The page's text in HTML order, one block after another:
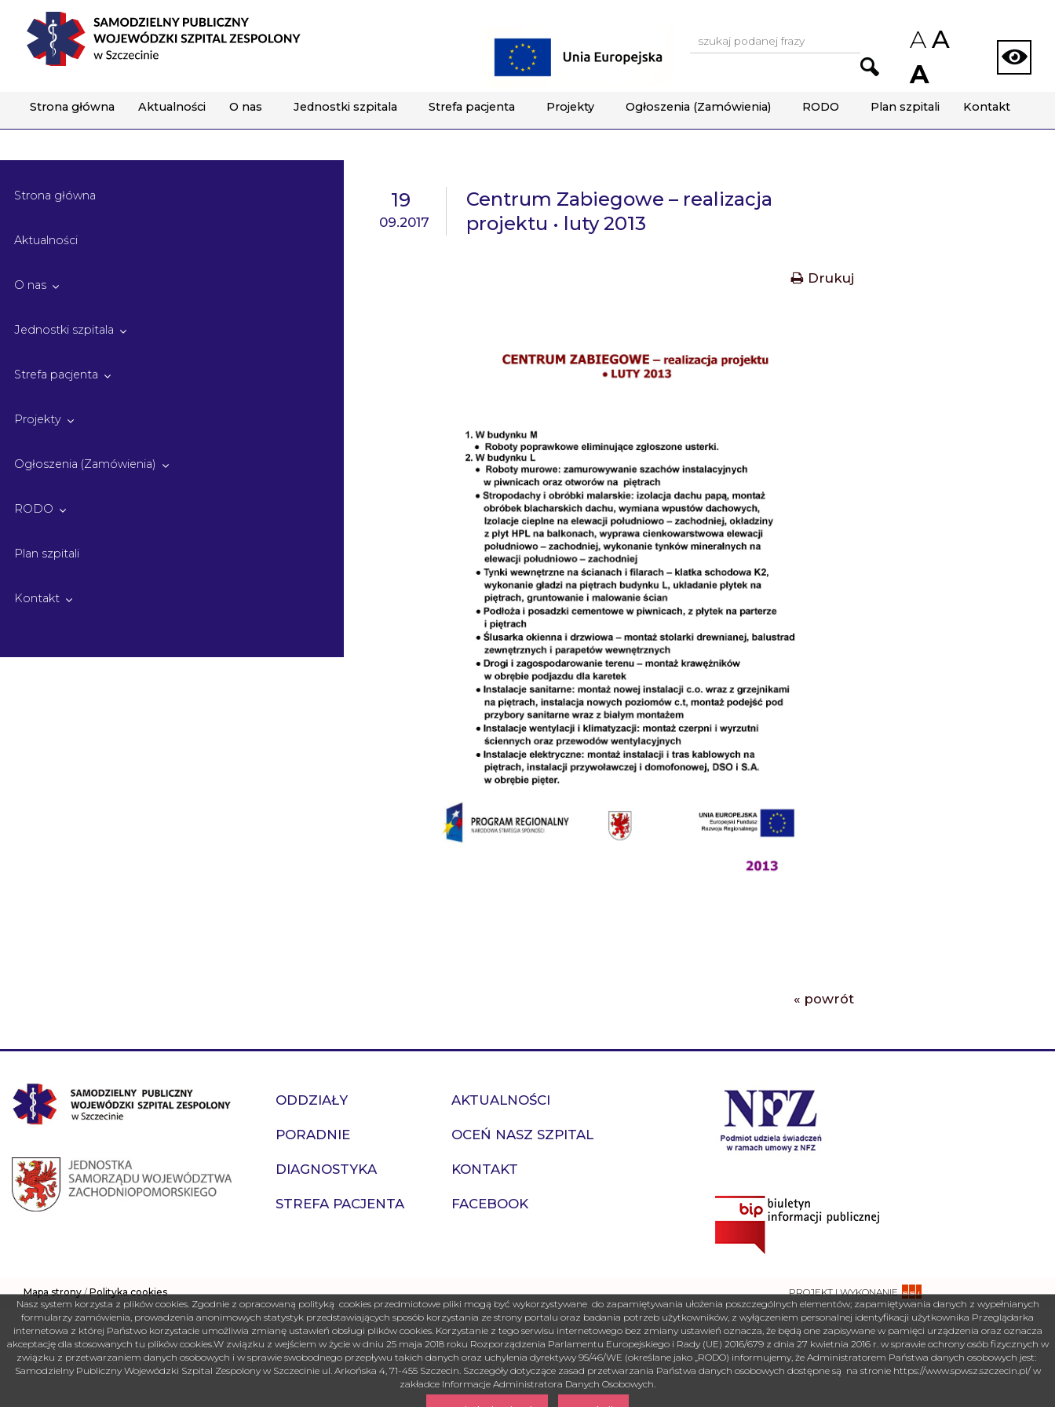
AA
A
Wyszukiwarka:
Strona główna Aktualności O nas Jednostki szpitala Strefa pacjenta Projekty Ogłoszenia (Zamówienia) RODO Plan szpitali Kontakt
19
09.2017
Centrum Zabiegowe – realizacja
projektu • luty 2013
Drukuj
« powrót
Strona główna
Aktualności
O nas
Jednostki szpitala
Strefa pacjenta
Projekty
Ogłoszenia (Zamówienia)
RODO
Plan szpitali
Kontakt
ODDZIAŁY
PORADNIE
DIAGNOSTYKA
STREFA PACJENTA
AKTUALNOŚCI
OCEŃ NASZ SZPITAL
KONTAKT
FACEBOOK
Mapa strony /Polityka cookies
PROJEKT I WYKONANIE
Nasz system korzysta z plików cookies. Zgodnie z opracowaną polityką cookies przedmiotowe pliki mogą być wykorzystywane do zapamiętywania ułożenia poszczególnych elementów; zapamiętywania danych z wypełnianych
formularzy zamówienia, prowadzenia anonimowych statystyk przedstawiających sposób korzystania ze strony portalu oraz badania potrzeb użytkowników, z wyłączeniem personalnej identyfikacji użytkownika Przeglądarka
internetowa z której Państwo korzystacie umożliwia zmianę ustawień obsługi plików cookies. Korzystanie z tego serwisu internetowego bez zmiany ustawień oznacza, że będą one zapisywane w pamięci urządzenia oraz oznacza
akceptację dla stosowanych tu plików cookies.W związku z wejściem w życie w dniu 25 maja 2018 roku Rozporządzenia Parlamentu Europejskiego i Rady (UE) 2016/679 z dnia 27 kwietnia 2016 r. w sprawie ochrony osób fizycznych w
związku z przetwarzaniem danych osobowych i w sprawie swobodnego przepływu takich danych oraz uchylenia dyrektywy 95/46/WE (określane jako „RODO) informujemy, że Administratorem Państwa danych osobowych jest:
Samodzielny Publiczny Wojewódzki Szpital Zespolony w Szczecinie ul. Arkońska 4, 71-455 Szczecin. Szczegóły dotyczące zasad przetwarzania Państwa danych osobowych dostępne są na stronie https://www.spwsz.szczecin.pl/ w
zakładce Informacje Administratora Danych Osobowych.